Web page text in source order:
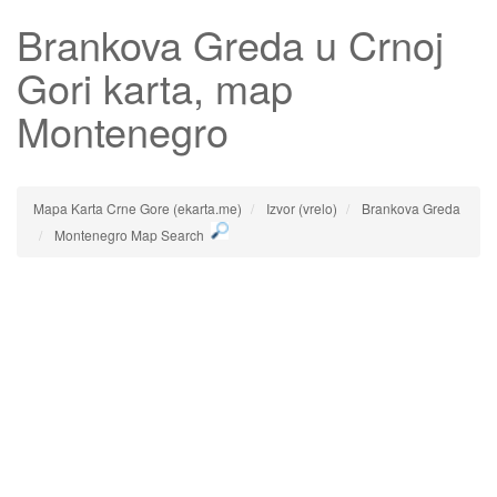
Brankova Greda u Crnoj
Gori karta, map
Montenegro
Mapa Karta Crne Gore (ekarta.me) Izvor (vrelo)
Brankova Greda
Montenegro Map Search